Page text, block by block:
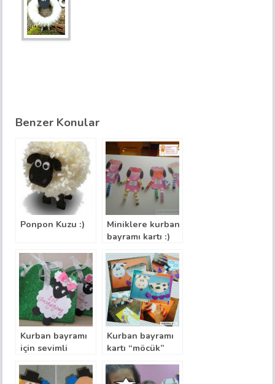
Benzer Konular
Ponpon Kuzu :)
Miniklere kurban
bayramı kartı :)
Kurban bayramı
için sevimli
Kurban bayramı
kartı “möcük”